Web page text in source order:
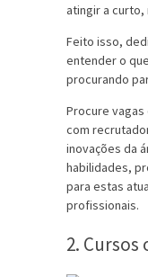
atingir a
Feito isso,
entender o
procurando
Procure
com
inovações da
habilidades,
para estas
profissionais.
2. Cursos